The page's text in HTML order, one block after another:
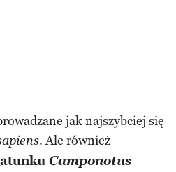
jak najszybciej się
. Ale również
Camponotus